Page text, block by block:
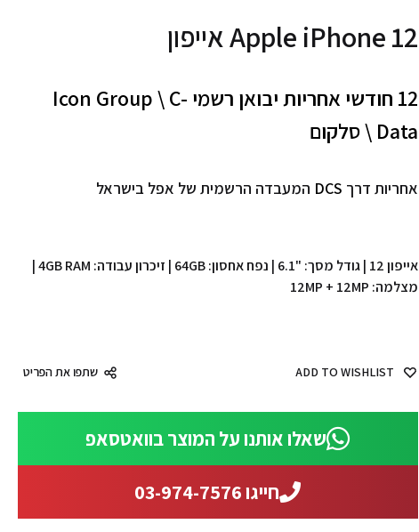
אייפון Apple iPhone 12
12 חודשי אחריות יבואן רשמי
Icon Group \ C-
Data \ סלקום
אחריות דרך DCS המעבדה הרשמית של אפל בישראל
אייפון 12 | גודל מסך: "6.1 | נפח אחסון: 64GB | זיכרון עבודה: 4GB RAM |
מצלמה: 12MP + 12MP
ADD TO WISHLIST שתפו את הפריט
שאלו אותנו על המוצר בוואטסאפ
חייגו 03-974-7576